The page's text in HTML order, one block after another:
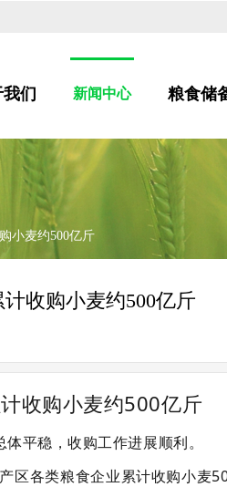
们 新闻中心 粮食储
小麦约500亿斤
收购小麦约500亿斤
收购小麦约500亿斤
平稳，收购工作进展顺利。
区各类粮食企业累计收购小麦